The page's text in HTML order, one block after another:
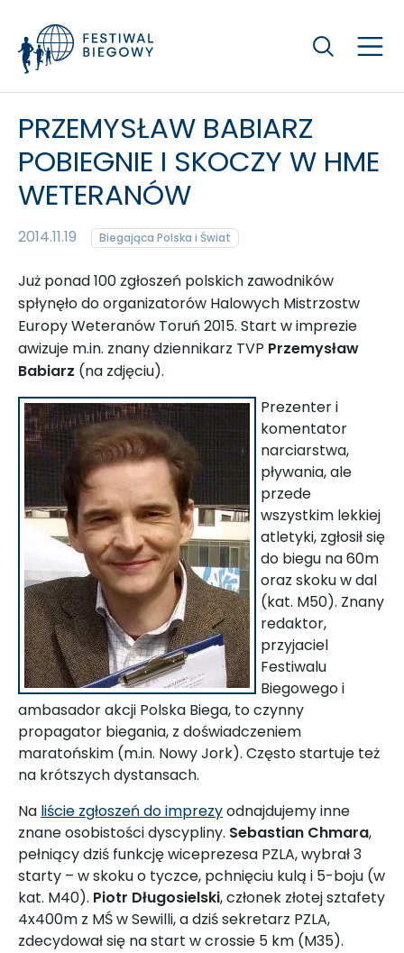
Szukaj
PRZEMYSŁAW BABIARZ
POBIEGNIE I SKOCZY W HME
WETERANÓW
2014.11.19 Biegająca Polska i Świat
Już ponad 100 zgłoszeń polskich zawodników
spłynęło do organizatorów Halowych Mistrzostw
Europy Weteranów Toruń 2015. Start w imprezie
awizuje m.in. znany dziennikarz TVP Przemysław
Babiarz (na zdjęciu).
Prezenter i
komentator
narciarstwa,
pływania, ale
przede
wszystkim lekkiej
atletyki, zgłosił się
do biegu na 60m
oraz skoku w dal
(kat. M50). Znany
redaktor,
przyjaciel
Festiwalu
Biegowego i
ambasador akcji Polska Biega, to czynny
propagator biegania, z doświadczeniem
maratońskim (m.in. Nowy Jork). Często startuje też
na krótszych dystansach.
Na liście zgłoszeń do imprezyodnajdujemy inne
znane osobistości dyscypliny. Sebastian Chmara,
pełniący dziś funkcję wiceprezesa PZLA, wybrał 3
starty – w skoku o tyczce, pchnięciu kulą i 5-boju (w
kat. M40). Piotr Długosielski, członek złotej sztafety
4x400m z MŚ w Sewilli, a dziś sekretarz PZLA,
zdecydował się na start w crossie 5 km (M35).